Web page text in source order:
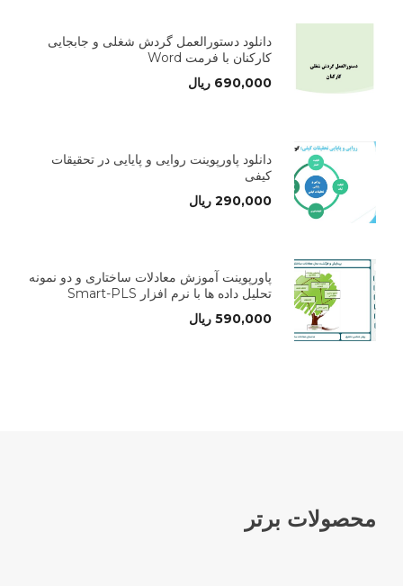
دانلود دستورالعمل گردش شغلی و جابجایی
کارکنان با فرمت Word
690,000 ریال
دانلود پاورپوینت روایی و پایایی در تحقیقات
کیفی
290,000 ریال
پاورپوینت آموزش معادلات ساختاری و دو نمونه
تحلیل داده ها با نرم افزار Smart-PLS
590,000 ریال
محصولات برتر